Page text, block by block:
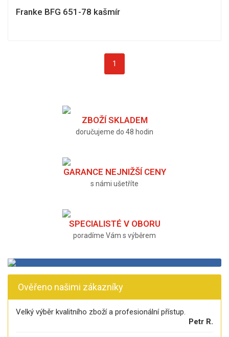
Franke BFG 651-78 kašmír
1
ZBOŽÍ SKLADEM
doručujeme do 48 hodin
GARANCE NEJNIŽŠÍ CENY
s námi ušetříte
SPECIALISTÉ V OBORU
poradíme Vám s výběrem
Ověřeno našimi zákazníky
Velký výběr kvalitního zboží a profesionální přístup.
Petr R.